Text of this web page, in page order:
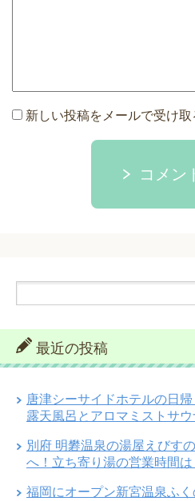
新しい投稿をメールで受け取
コメン
最近の投稿
唐津シーサイドホテルの日
露天風呂とアロマミストサウ
別府 明礬温泉の湯屋えびす
へ！立ち寄り湯の営業時間は
福岡にオープン新宮温泉ふ